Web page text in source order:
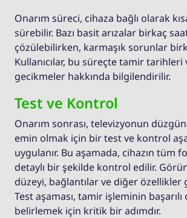
Onarım süreci, cihaza bağlı olarak
sürebilir. Bazı basit arızalar birkaç
çözülebilirken, karmaşık sorunlar
Kullanıcılar, bu süreçte tamir tarihleri
gecikmeler hakkında bilgilendirilir.
Test ve Kontrol
Onarım sonrası, televizyonun düzgün
emin olmak için bir test ve kontrol
uygulanır. Bu aşamada, cihazın tüm
detaylı bir şekilde kontrol edilir.
düzeyi, bağlantılar ve diğer özellikler
Test aşaması, tamir işleminin başarılı
belirlemek için kritik bir adımdır.